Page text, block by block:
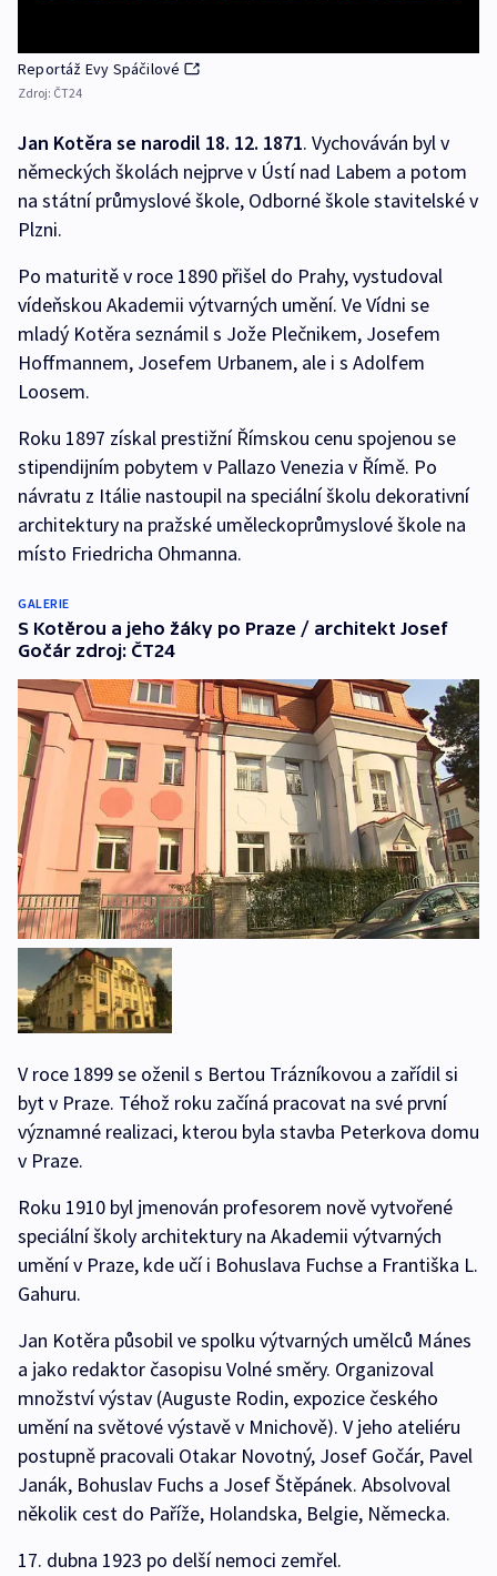
Reportáž Evy Spáčilové
Zdroj: ČT24
Jan Kotěra se narodil 18. 12. 1871. Vychováván byl v
německých školách nejprve v Ústí nad Labem a potom
na státní průmyslové škole, Odborné škole stavitelské v
Plzni.
Po maturitě v roce 1890 přišel do Prahy, vystudoval
vídeňskou Akademii výtvarných umění. Ve Vídni se
mladý Kotěra seznámil s Jože Plečnikem, Josefem
Hoffmannem, Josefem Urbanem, ale i s Adolfem
Loosem.
Roku 1897 získal prestižní Římskou cenu spojenou se
stipendijním pobytem v Pallazo Venezia v Římě. Po
návratu z Itálie nastoupil na speciální školu dekorativní
architektury na pražské uměleckoprůmyslové škole na
místo Friedricha Ohmanna.
GALERIE
S Kotěrou a jeho žáky po Praze / architekt Josef
Gočár zdroj: ČT24
V roce 1899 se oženil s Bertou Trázníkovou a zařídil si
byt v Praze. Téhož roku začíná pracovat na své první
významné realizaci, kterou byla stavba Peterkova domu
v Praze.
Roku 1910 byl jmenován profesorem nově vytvořené
speciální školy architektury na Akademii výtvarných
umění v Praze, kde učí i Bohuslava Fuchse a Františka L.
Gahuru.
Jan Kotěra působil ve spolku výtvarných umělců Mánes
a jako redaktor časopisu Volné směry. Organizoval
množství výstav (Auguste Rodin, expozice českého
umění na světové výstavě v Mnichově). V jeho ateliéru
postupně pracovali Otakar Novotný, Josef Gočár, Pavel
Janák, Bohuslav Fuchs a Josef Štěpánek. Absolvoval
několik cest do Paříže, Holandska, Belgie, Německa.
17. dubna 1923 po delší nemoci zemřel.